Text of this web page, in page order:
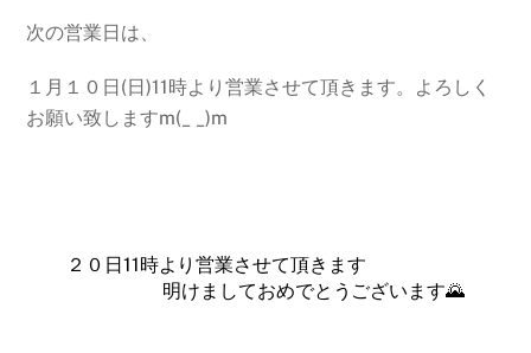
次の営業日は、
１月１０日(日)11時より営業させて頂きます。よろしく
お願い致しますm(_ _)m
２０日11時より営業させて頂きます
明けましておめでとうございます🌄